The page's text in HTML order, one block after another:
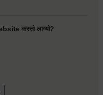
कस्तो लाग्यो?